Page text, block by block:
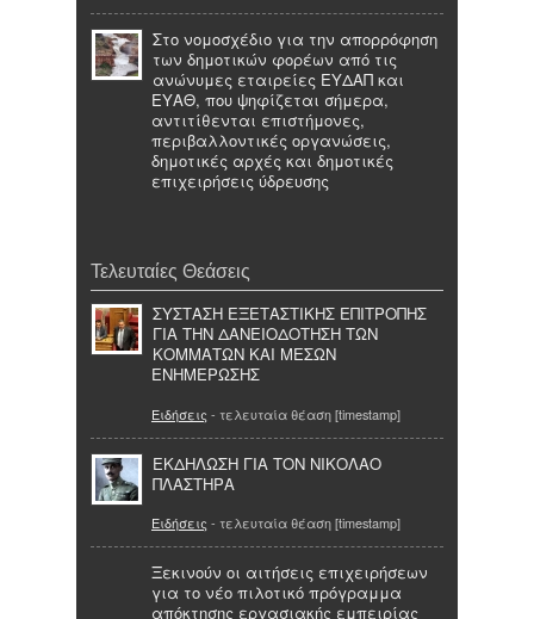
Στο νομοσχέδιο για την απορρόφηση
των δημοτικών φορέων από τις
ανώνυμες εταιρείες ΕΥΔΑΠ και
ΕΥΑΘ, που ψηφίζεται σήμερα,
αντιτίθενται επιστήμονες,
περιβαλλοντικές οργανώσεις,
δημοτικές αρχές και δημοτικές
επιχειρήσεις ύδρευσης
Τελευταίες Θεάσεις
ΣΥΣΤΑΣΗ ΕΞΕΤΑΣΤΙΚΗΣ ΕΠΙΤΡΟΠΗΣ
ΓΙΑ ΤΗΝ ΔΑΝΕΙΟΔΟΤΗΣΗ ΤΩΝ
ΚΟΜΜΑΤΩΝ ΚΑΙ ΜΕΣΩΝ
ΕΝΗΜΕΡΩΣΗΣ
Ειδήσεις - τελευταία θέαση [timestamp]
ΕΚΔΗΛΩΣΗ ΓΙΑ ΤΟΝ ΝΙΚΟΛΑΟ
ΠΛΑΣΤΗΡΑ
Ειδήσεις - τελευταία θέαση [timestamp]
Ξεκινούν οι αιτήσεις επιχειρήσεων
για το νέο πιλοτικό πρόγραμμα
απόκτησης εργασιακής εμπειρίας